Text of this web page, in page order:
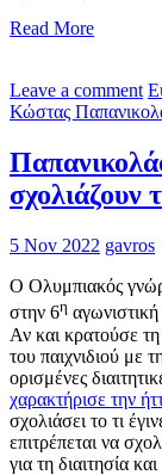
Read More
Leave a comment
Κώστας
σχολιάζουν
5 Nov 2022 gavros
Ο Ολυμπιακός
στην 6η
Αν και κρατούσε
του παιχνιδιού με
ορισμένες
χαρακτήρισε την
σχολιάσει το τι
επιτρέπεται να
για τη διαιτησία